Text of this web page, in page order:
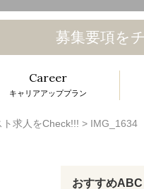
T
o
g
g
l
募集要項を
Career
キャリアアッププラン
求人をCheck!!! > IMG_1634
おすすめ